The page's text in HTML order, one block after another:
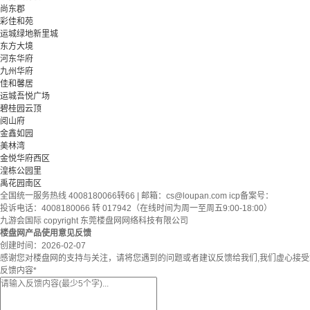
尚东郡
彩佳和苑
运城绿地新里城
东方大境
河东华府
九州华府
佳和馨居
运城吾悦广场
碧桂园云顶
阅山府
金鑫如园
美林湾
金悦华府西区
湟栋公园里
禹花园南区
全国统一服务热线 4008180066转66 | 邮箱： cs@loupan.com icp备案号：
投诉电话：4008180066 转 017942（在线时间为周一至周五9:00-18:00）
九游会国际 copyright 东莞楼盘网网络科技有限公司
楼盘网产品使用意见反馈
创建时间： 2026-02-07
感谢您对楼盘网的支持与关注，请将您遇到的问题或者建议反馈给我们,我们虚心接受
反馈内容*